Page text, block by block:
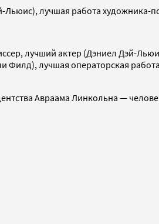
лучшая работа художника-
лучший актер (Дэниел Дэй-
Филд), лучшая операторская
Авраама Линкольна —